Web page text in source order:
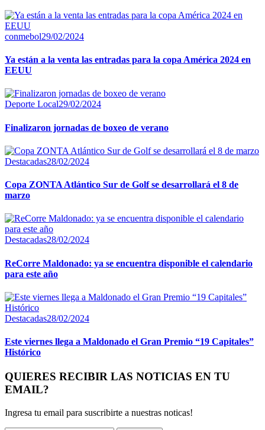
conmebol29/02/2024
Ya están a la venta las entradas para la copa América 2024 en
EEUU
Deporte Local29/02/2024
Finalizaron jornadas de boxeo de verano
Destacadas28/02/2024
Copa ZONTA Atlántico Sur de Golf se desarrollará el 8 de
marzo
Destacadas28/02/2024
ReCorre Maldonado: ya se encuentra disponible el calendario
para este año
Destacadas28/02/2024
Este viernes llega a Maldonado el Gran Premio “19 Capitales”
Histórico
QUIERES RECIBIR LAS NOTICIAS EN TU
EMAIL?
Ingresa tu email para suscribirte a nuestras noticas!